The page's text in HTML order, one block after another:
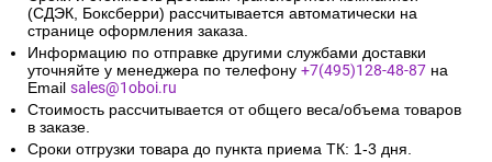
(СДЭК, Боксберри) рассчитывается автоматически на
странице оформления заказа.
Информацию по отправке другими службами доставки
уточняйте у менеджера по телефону +7(495)128-48-87 на
Email sales@1oboi.ru
Стоимость рассчитывается от общего веса/объема товаров
в заказе.
Сроки отгрузки товара до пункта приема ТК: 1-3 дня.